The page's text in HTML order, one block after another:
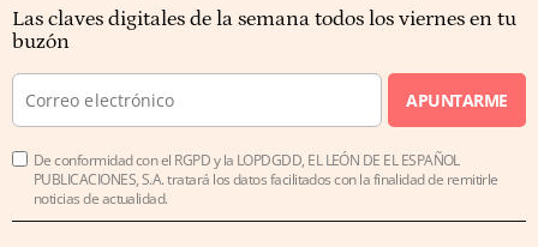
Las claves digitales de la semana todos los viernes en tu
buzón
APUNTARME
De conformidad con el RGPD y la LOPDGDD, EL LEÓN DE EL ESPAÑOL
PUBLICACIONES, S.A. tratará los datos facilitados con la finalidad de remitirle
noticias de actualidad.